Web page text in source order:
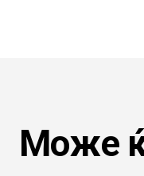
Може